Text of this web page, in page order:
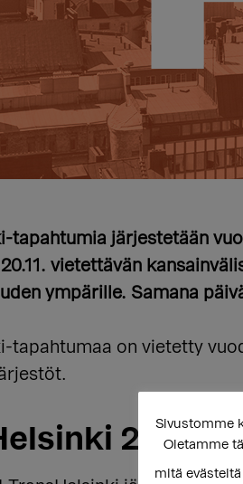
tapahtumia järjestetään
vietettävän
ympärille. Samana
tapahtumaa on vietetty
2024
Sivustomme
Oletamme
mitä